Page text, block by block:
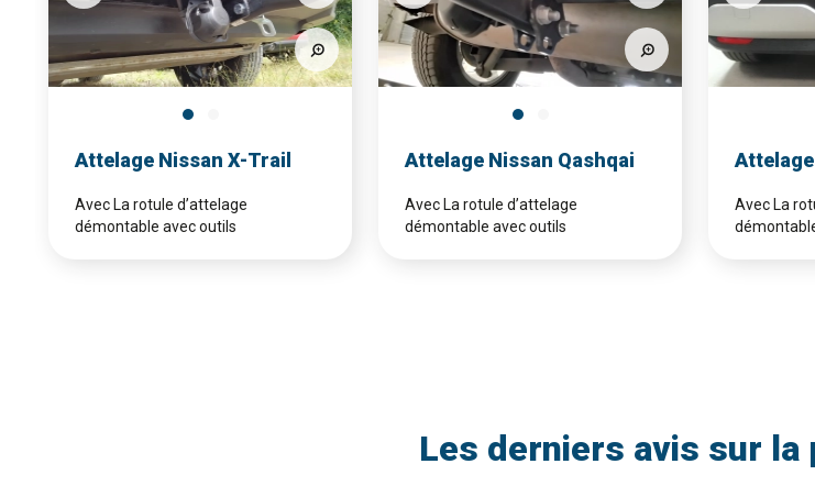
Attelage Nissan X-Trail
Avec La rotule d’attelage
démontable avec outils
Attelage Nissan Qashqai
Avec La rotule d’attelage
démontable avec outils
Avec La
Les derniers avis sur la